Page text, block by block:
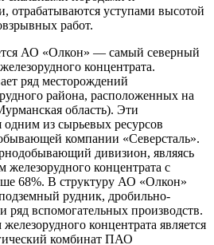
отрабатываются уступами высотой
работ.
АО «Олкон» — самый северный
концентрата.
ряд месторождений
района, расположенных на
область). Эти
из сырьевых ресурсов
компании «Северсталь».
дивизион, являясь
концентрата с
68%. В структуру АО «Олкон»
рудник, дробильно-
ряд вспомогательных производств.
концентрата является
комбинат ПАО